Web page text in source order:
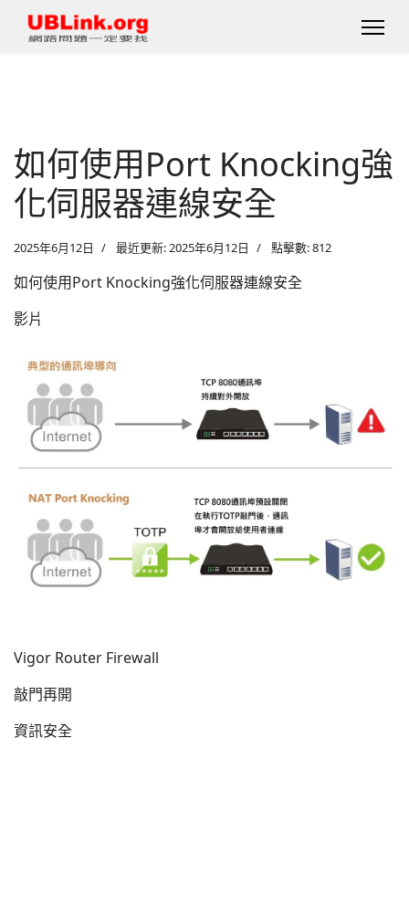
如何使用Port Knocking強
化伺服器連線安全
2025年6月12日 最近更新: 2025年6月12日 點擊數: 812
如何使用Port Knocking強化伺服器連線安全
影片
Vigor Router Firewall
敲門再開
資訊安全